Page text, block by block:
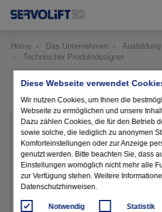
Diese Webseite verwendet
Wir nutzen Cookies, um Ihnen die
Webseite zu ermöglichen und unsere
Dazu zählen Cookies, die für den Betrieb
sowie solche, die lediglich zu anonymen
Komforteinstellungen oder zur Anzeige
genutzt werden. Bitte beachten Sie, dass
Einstellungen womöglich nicht mehr alle
zur Verfügung stehen. Weitere
Datenschutzhinweisen.
Notwendig Statistik
Home Das Unternehmen
Ausbildung
Technischer Produktdesigner
"Meine Ausbildung bei SERVOLIFT
hier von der Konstruktionsphase bis zur
Maschine alles miterlebe. In der Firma
Arbeitsklima, wodurch ich mich
einleben konnte. Ich bin froh darüber,
Ausbildung ein Teil von SERVOLIFT